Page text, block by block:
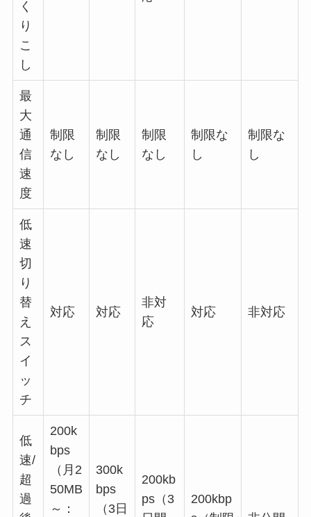
く
り
こ
し
最
大
通
信
速
度
制限
なし
制限
なし
制限
なし
制限な
し
制限な
し
低
速
切
り
替
え
ス
イ
ッ
チ
対応 対応
非対
応
対応 非対応
低
速/
超
過
200k
bps
（月2
50MB
～：
300k
bps
（3日
200kb
ps（3
200kbp